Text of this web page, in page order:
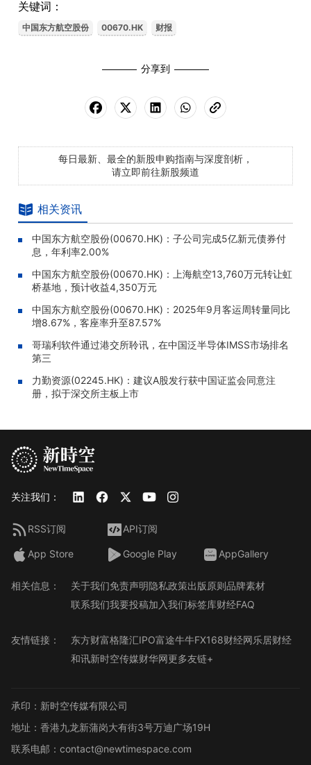
关键词：
中国东方航空股份 00670.HK 财报
分享到
每日最新、最全的新股申购指南与深度剖析，
请立即前往新股频道
相关资讯
中国东方航空股份(00670.HK)：子公司完成5亿新元债券付
息，年利率2.00%
中国东方航空股份(00670.HK)：上海航空13,760万元转让虹
桥基地，预计收益4,350万元
中国东方航空股份(00670.HK)：2025年9月客运周转量同比
增8.67%，客座率升至87.57%
哥瑞利软件通过港交所聆讯，在中国泛半导体IMSS市场排名
第三
力勤资源(02245.HK)：建议A股发行获中国证监会同意注
册，拟于深交所主板上市
关注我们：
RSS订阅 API订阅
App Store Google Play AppGallery
相关信息： 关于我们免责声明隐私政策出版原则品牌素材
联系我们我要投稿加入我们标签库财经FAQ
友情链接： 东方财富格隆汇IPO富途牛牛FX168财经网乐居财经
和讯新时空传媒财华网更多友链+
承印：新时空传媒有限公司
地址：香港九龙新蒲岗大有街3号万迪广场19H
联系电邮：contact@newtimespace.com